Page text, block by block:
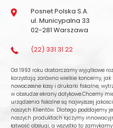
Posnet Polska S.A.
ul. Municypalna 33
02-281 Warszawa
(22) 331 31 22
Od 1993 roku dostarczamy wyjątkowe
korzystają zarówno wielkie koncerny,
nowoczesne kasy i drukarki fiskalne,
w obsłudze ekrany dotykowe.Chcemy
urządzenia fiskalne są najwyższej
naszych Klientów. Dlatego poddajemy
naszych produktach łączymy
łatwość obsługi, a wszystko to